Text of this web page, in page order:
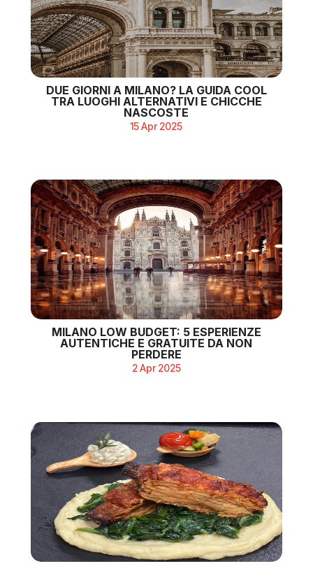
DUE GIORNI A MILANO? LA GUIDA COOL
TRA LUOGHI ALTERNATIVI E CHICCHE
NASCOSTE
15 Apr 2025
MILANO LOW BUDGET: 5 ESPERIENZE
AUTENTICHE E GRATUITE DA NON
PERDERE
2 Apr 2025